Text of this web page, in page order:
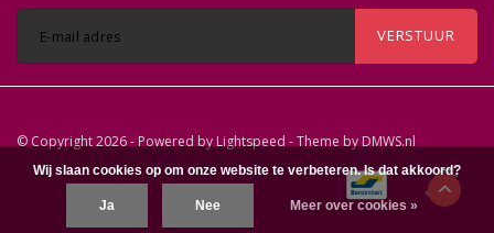
VERSTUUR
© Copyright 2026 - Powered by Lightspeed - Theme by DMWS.nl
Wij slaan cookies op om onze website te verbeteren. Is dat akkoord?
Ja Nee Meer over cookies »